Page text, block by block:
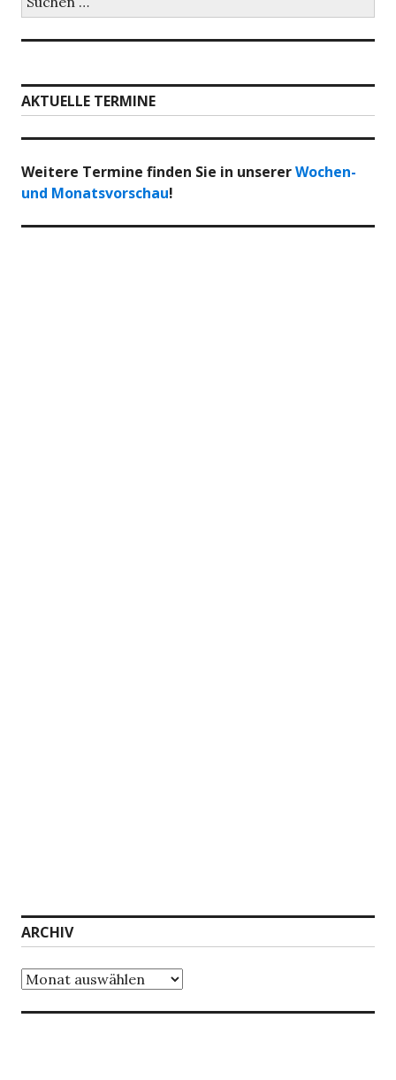
nach:
AKTUELLE TERMINE
Weitere Termine finden Sie in unsererWochen-
und Monatsvorschau!
ARCHIV
Archiv